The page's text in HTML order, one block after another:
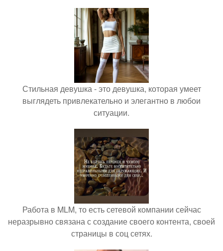
Стильная девушка - это девушка, которая умеет
выглядеть привлекательно и элегантно в любои
ситуации.
Работа в MLM, то есть сетевой компании сейчас
неразрывно связана с создание своего контента, своей
страницы в соц сетях.